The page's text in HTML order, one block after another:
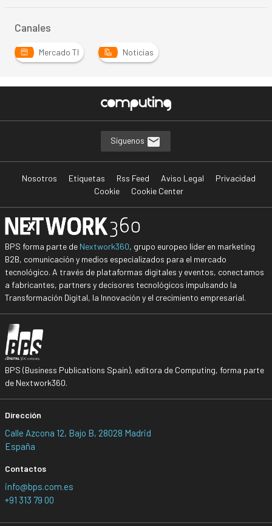
Canales
Mercado TI Noticias
Síguenos
Nosotros Etiquetas Rss Feed Aviso Legal
Privacidad
Cookie
Cookie Center
BPS forma parte de Nextwork360, grupo europeo líder en marketing
B2B, comunicación y medios especializados para el mercado
tecnológico. A través de plataformas digitales y eventos, conectamos
a fabricantes, partners y decisores tecnológicos impulsando la
Transformación Digital, la Innovación y el crecimiento empresarial.
BPS (Business Publications Spain), editora de Computing, forma parte
de Nextwork360.
Dirección
Calle Azcona 12, Bajo B, 28028 Madrid
España
Contactos
info@bps.com.es
+91 313 79 00